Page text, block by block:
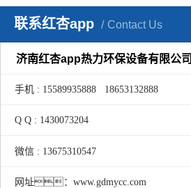
联系红杏app Contact Us
济南红杏app热力环保设备有限公司
手机 : 15589935888 18653132888
Q Q : 1430073204
微信 : 13675310547
网址：www.gdmycc.com